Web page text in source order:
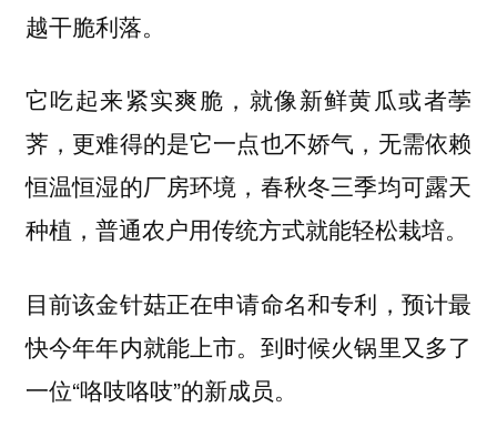
越干脆利落。
它吃起来紧实爽脆 ，就像新鲜黄瓜或者荸
荠，更难得的是它一点也不娇气，无需依赖
恒温恒湿的厂房环境，春秋冬三季均可露天
种植，普通农户用传统方式就能轻松栽培。
目前该金针菇正在申请命名和专利，预计最
快今年年内就能上市。到时候火锅里又多了
一位“咯吱咯吱”的新成员。